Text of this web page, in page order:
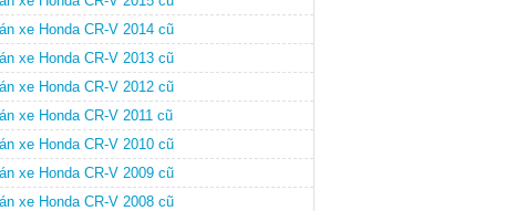
xe Honda CR-V 2014 cũ
xe Honda CR-V 2013 cũ
xe Honda CR-V 2012 cũ
xe Honda CR-V 2011 cũ
xe Honda CR-V 2010 cũ
xe Honda CR-V 2009 cũ
xe Honda CR-V 2008 cũ